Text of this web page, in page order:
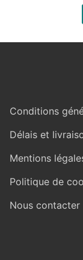
Conditions
Délais et
Mentions
Politique de
Nous contacter